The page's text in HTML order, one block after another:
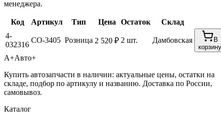
менеджера.
Код Артикул Тип Цена Остаток
Склад
4-
032316
CO-3405 Розница 2 520 ₽ 2 шт. Дамбовская
В
корзину
А+Авто+
Купить автозапчасти в наличии: актуальные цены, остатки на
складе, подбор по артикулу и названию. Доставка по России,
самовывоз.
Каталог